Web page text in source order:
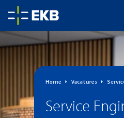
Home Vacatures
Service